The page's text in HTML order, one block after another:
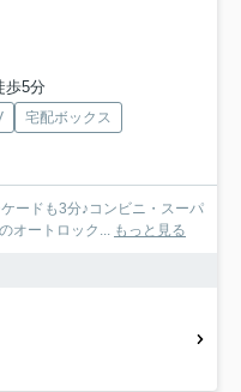
歩5分
宅配ボックス
ードも3分♪コンビニ・スーパ
オートロック... もっと見る